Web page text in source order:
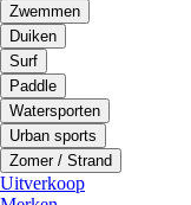
Zwemmen
Duiken
Surf
Paddle
Watersporten
Urban sports
Zomer / Strand
Uitverkoop